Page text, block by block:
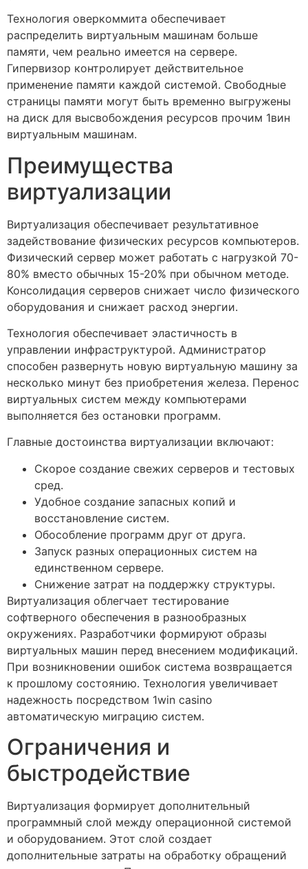
Технология оверкоммита обеспечивает
распределить виртуальным машинам больше
памяти, чем реально имеется на сервере.
Гипервизор контролирует действительное
применение памяти каждой системой. Свободные
страницы памяти могут быть временно выгружены
на диск для высвобождения ресурсов прочим 1вин
виртуальным машинам.
Преимущества
виртуализации
Виртуализация обеспечивает результативное
задействование физических ресурсов компьютеров.
Физический сервер может работать с нагрузкой 70-
80% вместо обычных 15-20% при обычном методе.
Консолидация серверов снижает число физического
оборудования и снижает расход энергии.
Технология обеспечивает эластичность в
управлении инфраструктурой. Администратор
способен развернуть новую виртуальную машину за
несколько минут без приобретения железа. Перенос
виртуальных систем между компьютерами
выполняется без остановки программ.
Главные достоинства виртуализации включают:
Скорое создание свежих серверов и тестовых
сред.
Удобное создание запасных копий и
восстановление систем.
Обособление программ друг от друга.
Запуск разных операционных систем на
единственном сервере.
Снижение затрат на поддержку структуры.
Виртуализация облегчает тестирование
софтверного обеспечения в разнообразных
окружениях. Разработчики формируют образы
виртуальных машин перед внесением модификаций.
При возникновении ошибок система возвращается
к прошлому состоянию. Технология увеличивает
надежность посредством 1win casino
автоматическую миграцию систем.
Ограничения и
быстродействие
Виртуализация формирует дополнительный
программный слой между операционной системой
и оборудованием. Этот слой создает
дополнительные затраты на обработку обращений